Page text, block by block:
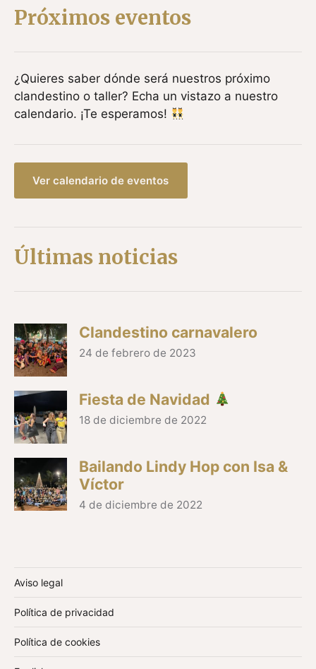
Próximos eventos
¿Quieres saber dónde será nuestros próximo
clandestino o taller? Echa un vistazo a nuestro
calendario. ¡Te esperamos!
Ver calendario de eventos
Últimas noticias
Clandestino carnavalero
24 de febrero de 2023
Fiesta de Navidad
18 de diciembre de 2022
Bailando Lindy Hop con Isa &
Víctor
4 de diciembre de 2022
Aviso legal
Política de privacidad
Política de cookies